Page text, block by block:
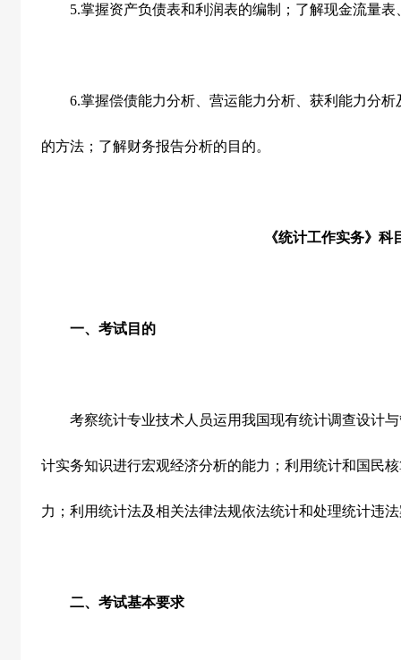
5.掌握资产负债表和利润表的编制；了解现金流量
6.掌握偿债能力分析、营运能力分析、获利能力分
的方法；了解财务报告分析的目的。
《统计工作实务》科
一、考试目的
考察统计专业技术人员运用我国现有统计调查设计与
计实务知识进行宏观经济分析的能力；利用统计和国民
力；利用统计法及相关法律法规依法统计和处理统计违
二、考试基本要求